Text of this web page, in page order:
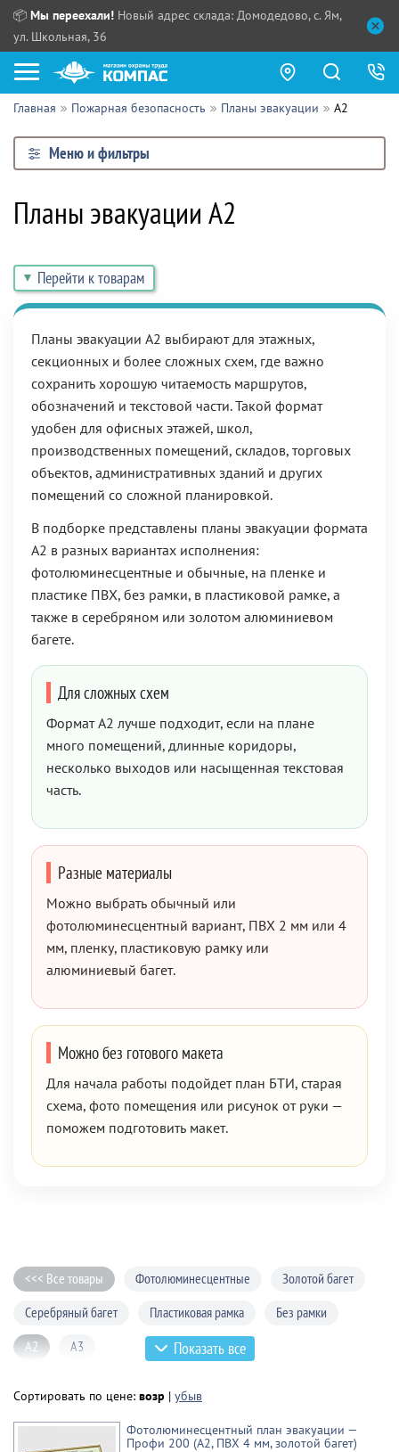
📦 Мы переехали! Новый адрес склада: Домодедово, с. Ям,
ул. Школьная, 36
Как купить?
Прайс-листы
Сотрудничество
Поставщикам
Обзоры
Контакты
ПН - ЧТ:
Выдача продукции:
Главная Пожарная безопасность Планы эвакуации А2
Меню и фильтры
Планы эвакуации А2
Перейти к товарам
Планы эвакуации А2 выбирают для этажных,
секционных и более сложных схем, где важно
сохранить хорошую читаемость маршрутов,
обозначений и текстовой части. Такой формат
удобен для офисных этажей, школ,
производственных помещений, складов, торговых
объектов, административных зданий и других
помещений со сложной планировкой.
В подборке представлены планы эвакуации формата
А2 в разных вариантах исполнения:
фотолюминесцентные и обычные, на пленке и
пластике ПВХ, без рамки, в пластиковой рамке, а
также в серебряном или золотом алюминиевом
багете.
Для сложных схем
Формат А2 лучше подходит, если на плане
много помещений, длинные коридоры,
несколько выходов или насыщенная текстовая
часть.
Разные материалы
Можно выбрать обычный или
фотолюминесцентный вариант, ПВХ 2 мм или 4
мм, пленку, пластиковую рамку или
алюминиевый багет.
Можно без готового макета
Для начала работы подойдет план БТИ, старая
схема, фото помещения или рисунок от руки —
поможем подготовить макет.
<<< Все товары Фотолюминесцентные
Золотой багет
Cеребряный багет
Пластиковая рамка
Без рамки
А2
А3 Показать все
Сортировать по цене: возр | убыв
Фотолюминесцентный план эвакуации —
Профи 200 (А2, ПВХ 4 мм, золотой багет)